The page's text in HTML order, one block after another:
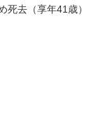
去（享年41歳）